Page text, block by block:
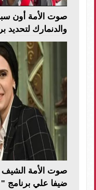
صوت الأمة أون
والدنمارك لتحديد
صوت الأمة الشيف
ضيفا علي برنامج